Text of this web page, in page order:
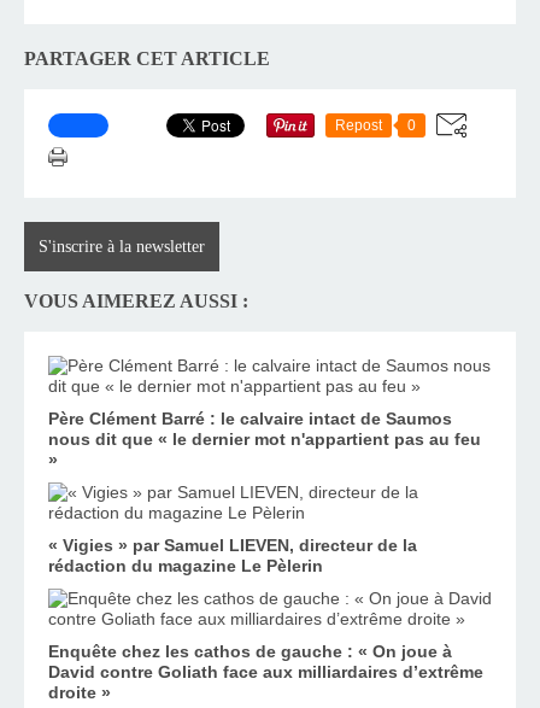
PARTAGER CET ARTICLE
Repost 0
S'inscrire à la newsletter
VOUS AIMEREZ AUSSI :
Père Clément Barré : le calvaire intact de Saumos
nous dit que « le dernier mot n'appartient pas au feu
»
« Vigies » par Samuel LIEVEN, directeur de la
rédaction du magazine Le Pèlerin
Enquête chez les cathos de gauche : « On joue à
David contre Goliath face aux milliardaires d’extrême
droite »